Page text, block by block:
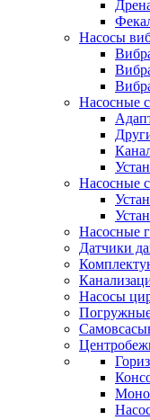
Насосы
Насосные
Насосные
Насосные
Датчики
Насосы